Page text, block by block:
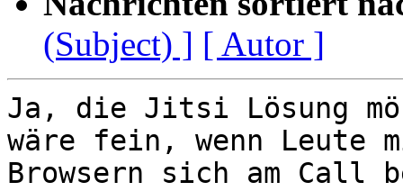
(Subject) ] [ Autor ]
Ja, die Jitsi Lösung
wäre fein, wenn Leute
Browsern sich am Call